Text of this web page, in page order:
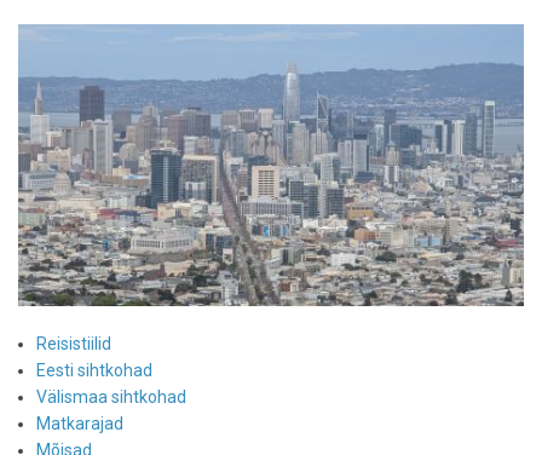
Reisistiilid
Eesti sihtkohad
Välismaa sihtkohad
Matkarajad
Mõisad